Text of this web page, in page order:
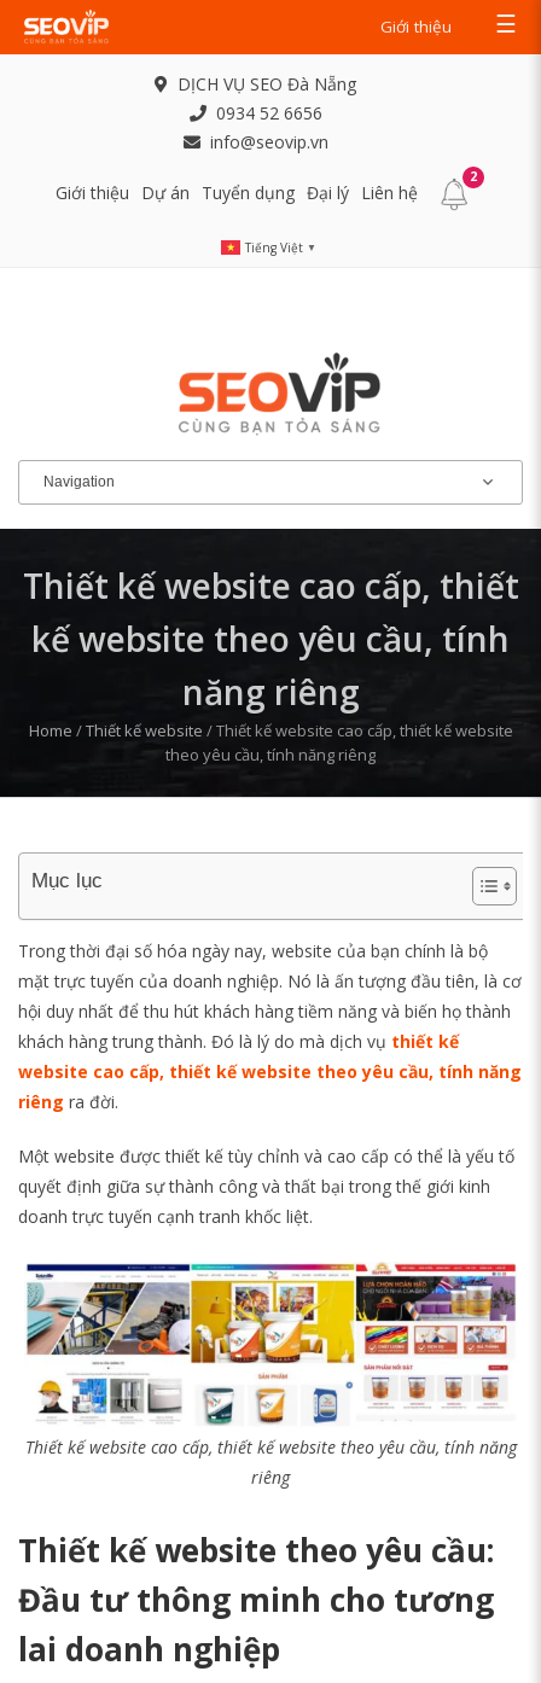
Giới thiệu ☰
DỊCH VỤ SEO Đà Nẵng
0934 52 6656
info@seovip.vn
Giới thiệu Dự án Tuyển dụng Đại lý Liên hệ
2
Tiếng Việt ▼
Thiết kế website cao cấp, thiết
kế website theo yêu cầu, tính
năng riêng
Home /Thiết kế website /Thiết kế website cao cấp, thiết kế website
theo yêu cầu, tính năng riêng
Mục lục
Trong thời đại số hóa ngày nay, website của bạn chính là bộ
mặt trực tuyến của doanh nghiệp. Nó là ấn tượng đầu tiên, là cơ
hội duy nhất để thu hút khách hàng tiềm năng và biến họ thành
khách hàng trung thành. Đó là lý do mà dịch vụ thiết kế
website cao cấp, thiết kế website theo yêu cầu, tính năng
riêng ra đời.
Một website được thiết kế tùy chỉnh và cao cấp có thể là yếu tố
quyết định giữa sự thành công và thất bại trong thế giới kinh
doanh trực tuyến cạnh tranh khốc liệt.
Thiết kế website cao cấp, thiết kế website theo yêu cầu, tính năng
riêng
Thiết kế website theo yêu cầu:
Đầu tư thông minh cho tương
lai doanh nghiệp